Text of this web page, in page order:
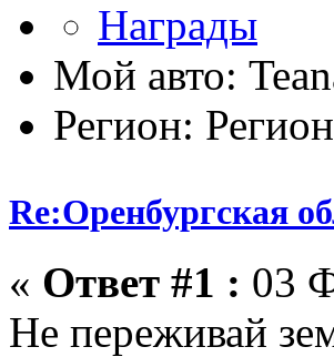
Мой авто:
Регион:
Re:Оренбургская
« Ответ #1 : 03
Не переживай